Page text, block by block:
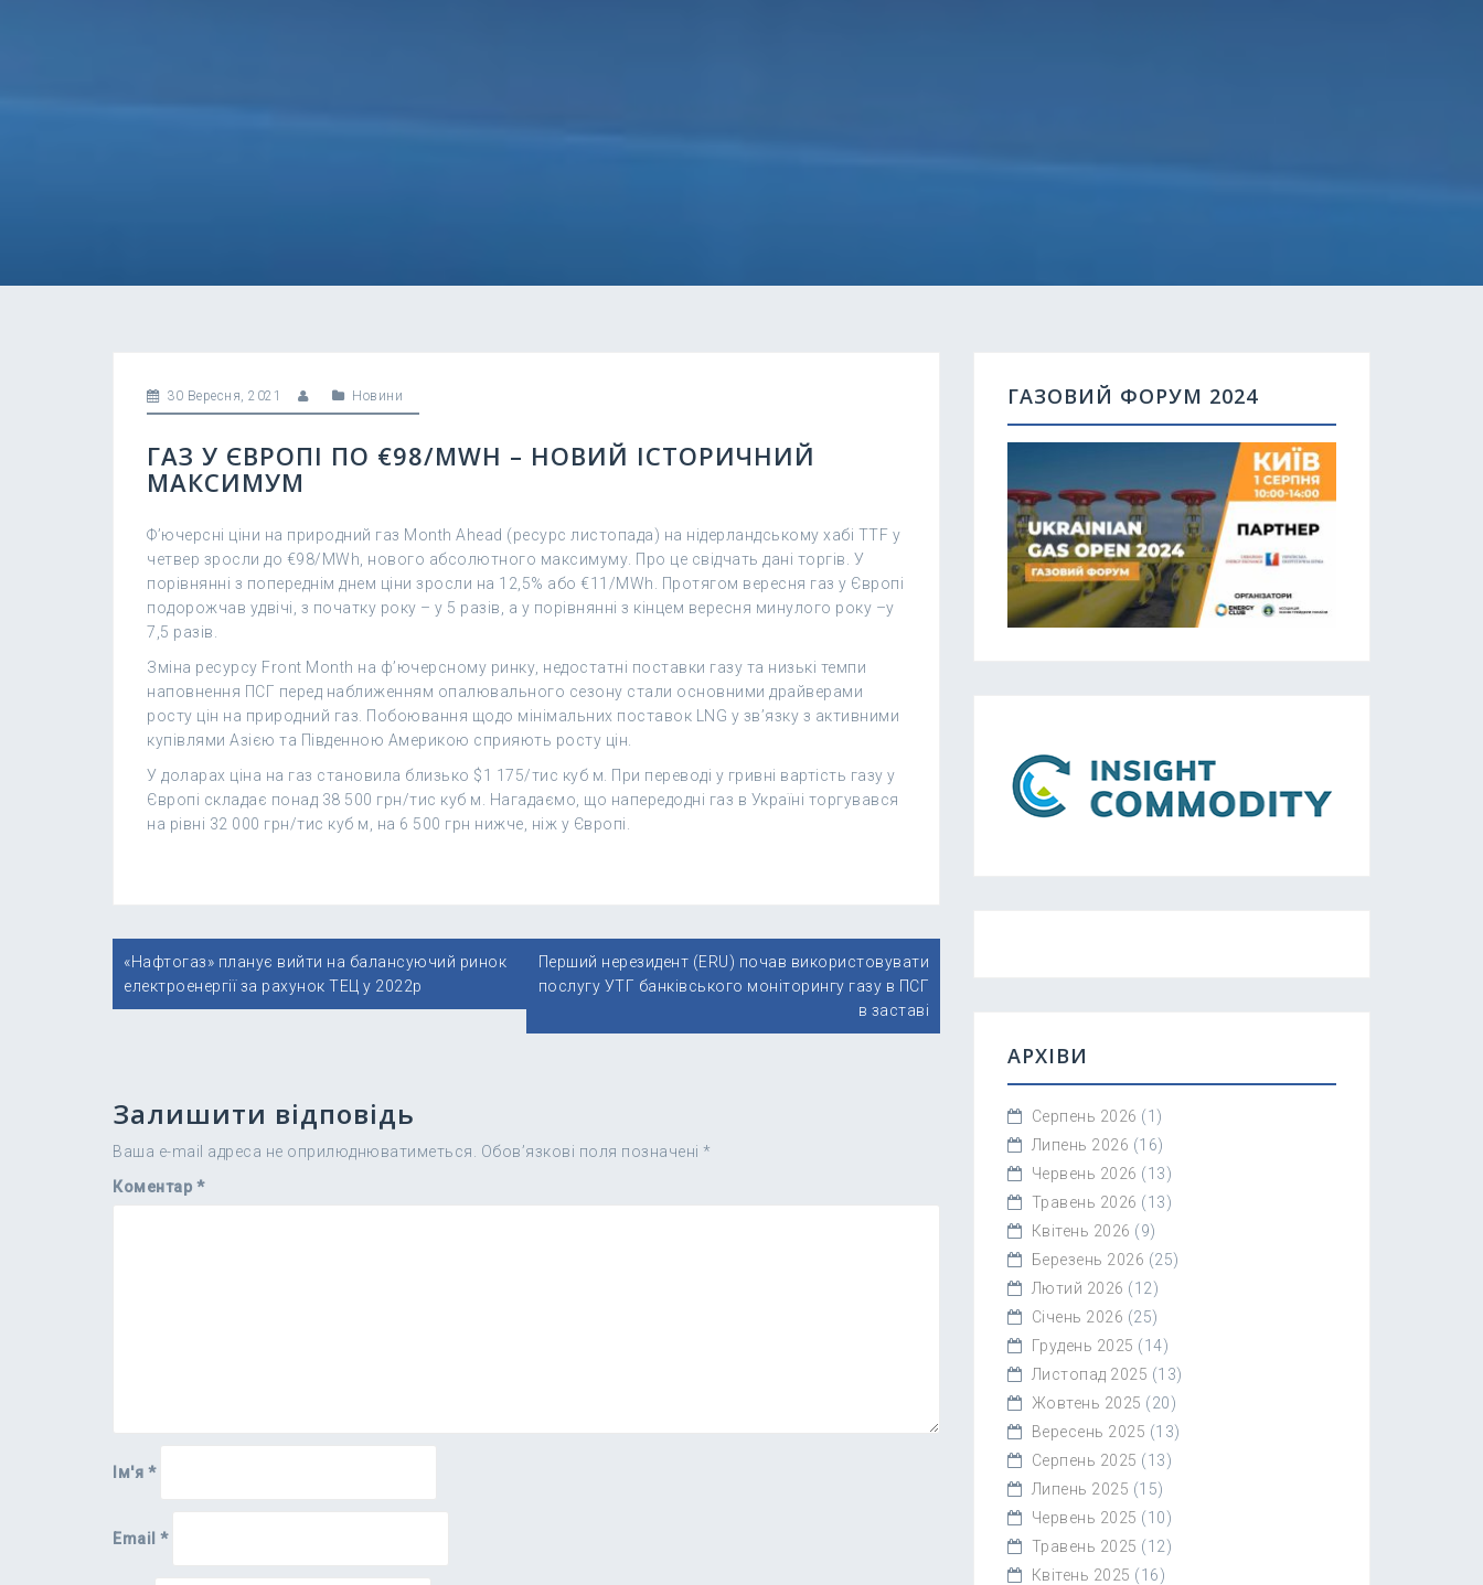
30 Вересня, 2021 Новини
ГАЗ У ЄВРОПІ ПО €98/MWH – НОВИЙ ІСТОРИЧНИЙ
МАКСИМУМ
Ф’ючерсні ціни на природний газ Month Ahead (ресурс листопада) на нідерландському хабі TTF у
четвер зросли до €98/MWh, нового абсолютного максимуму. Про це свідчать дані торгів. У
порівнянні з попереднім днем ціни зросли на 12,5% або €11/MWh. Протягом вересня газ у Європі
подорожчав удвічі, з початку року – у 5 разів, а у порівнянні з кінцем вересня минулого року –у
7,5 разів.
Зміна ресурсу Front Month на ф’ючерсному ринку, недостатні поставки газу та низькі темпи
наповнення ПСГ перед наближенням опалювального сезону стали основними драйверами
росту цін на природний газ. Побоювання щодо мінімальних поставок LNG у зв’язку з активними
купівлями Азією та Південною Америкою сприяють росту цін.
У доларах ціна на газ становила близько $1 175/тис куб м. При переводі у гривні вартість газу у
Європі складає понад 38 500 грн/тис куб м. Нагадаємо, що напередодні газ в Україні торгувався
на рівні 32 000 грн/тис куб м, на 6 500 грн нижче, ніж у Європі.
Навігація
записів
«Нафтогаз» планує вийти на балансуючий ринок
електроенергії за рахунок ТЕЦ у 2022р
Перший нерезидент (ERU) почав використовувати
послугу УТГ банківського моніторингу газу в ПСГ
в заставі
Залишити відповідь
Ваша e-mail адреса не оприлюднюватиметься. Обов’язкові поля позначені *
Коментар *
Ім'я *
Email *
ГАЗОВИЙ ФОРУМ 2024
АРХІВИ
Серпень 2026 (1)
Липень 2026 (16)
Червень 2026 (13)
Травень 2026 (13)
Квітень 2026 (9)
Березень 2026 (25)
Лютий 2026 (12)
Січень 2026 (25)
Грудень 2025 (14)
Листопад 2025 (13)
Жовтень 2025 (20)
Вересень 2025 (13)
Серпень 2025 (13)
Липень 2025 (15)
Червень 2025 (10)
Травень 2025 (12)
Квітень 2025 (16)